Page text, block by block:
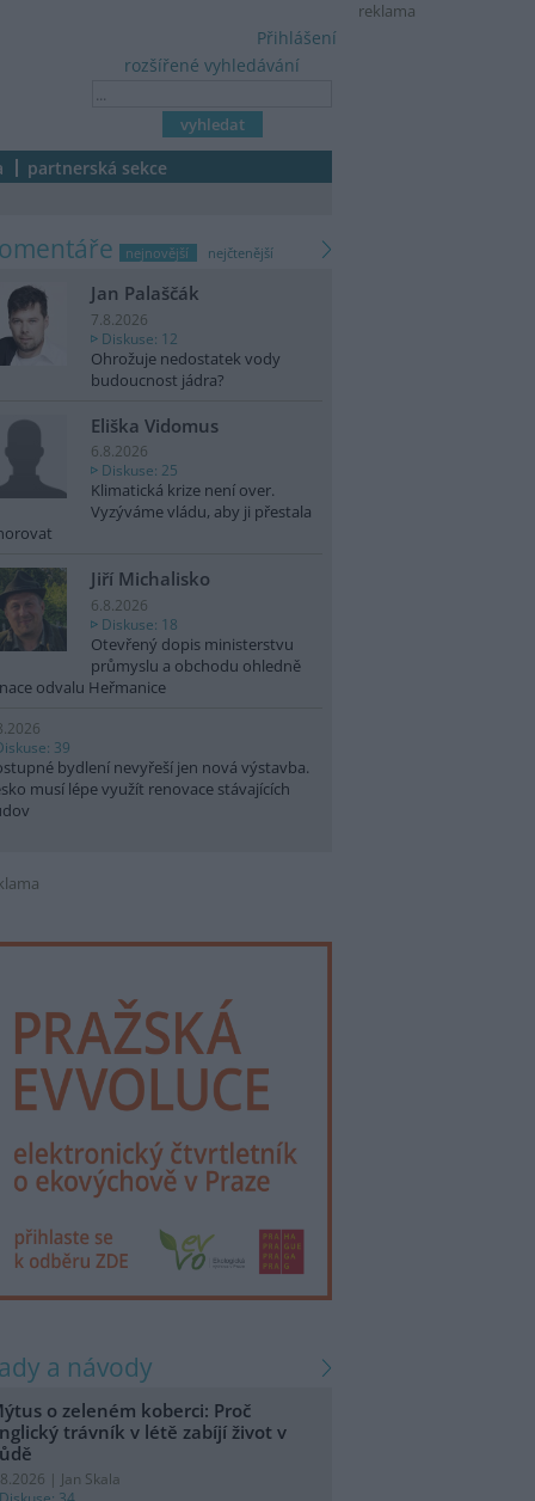
reklama
rozšířené vyhledávání
Přihlášení
partnerská sekce
nejnovější nejčtenější
Jan Palaščák
7.8.2026
Diskuse: 12
Ohrožuje nedostatek vody
budoucnost jádra?
Eliška Vidomus
6.8.2026
Diskuse: 25
Klimatická krize není over.
Vyzýváme vládu, aby ji přestala
Jiří Michalisko
6.8.2026
Diskuse: 18
Otevřený dopis ministerstvu
průmyslu a obchodu ohledně
odvalu Heřmanice
39
bydlení nevyřeší jen nová výstavba.
musí lépe využít renovace stávajících
a návody
o zeleném koberci: Proč
trávník v létě zabíjí život v
| Jan Skala